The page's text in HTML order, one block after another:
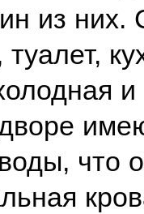
из них.
и
что